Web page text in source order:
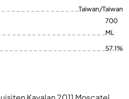
Taiwan/Taiwan
700
ML
57.1%